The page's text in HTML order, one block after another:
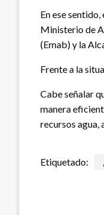
En ese
Ministerio de
(Emab) y la
Frente a la
Cabe señalar
manera
recursos agua,
Etiquetado: